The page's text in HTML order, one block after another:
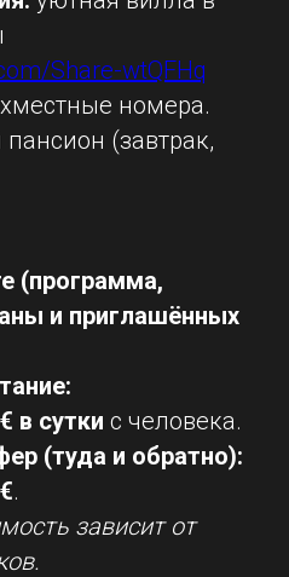
Share-wtQFHq
номера.
(завтрак,
(программа,
и приглашённых
в сутки с человека.
(туда и обратно):
.
зависит от